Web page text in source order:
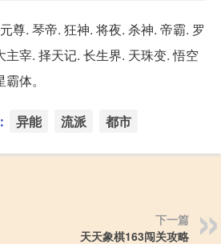
尊. 琴帝. 狂神. 将夜. 杀神. 帝霸. 罗
主宰. 择天记. 长生界. 天珠变. 悟空
体。
异能 流派 都市
下一篇
天天象棋163闯关攻略